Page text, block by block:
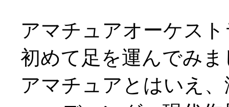
アマチュアオーケス
初めて足を運んでみま
アマチュアとはいえ